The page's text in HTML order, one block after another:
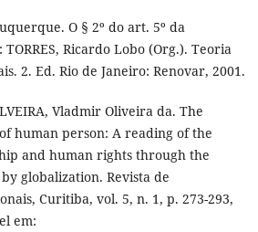
O § 2º do art. 5º da
Ricardo Lobo (Org.). Teoria
2. Ed. Rio de Janeiro: Renovar, 2001.
Vladmir Oliveira da. The
human person: A reading of the
and human rights through the
globalization. Revista de
Curitiba, vol. 5, n. 1, p. 273-293,
em: